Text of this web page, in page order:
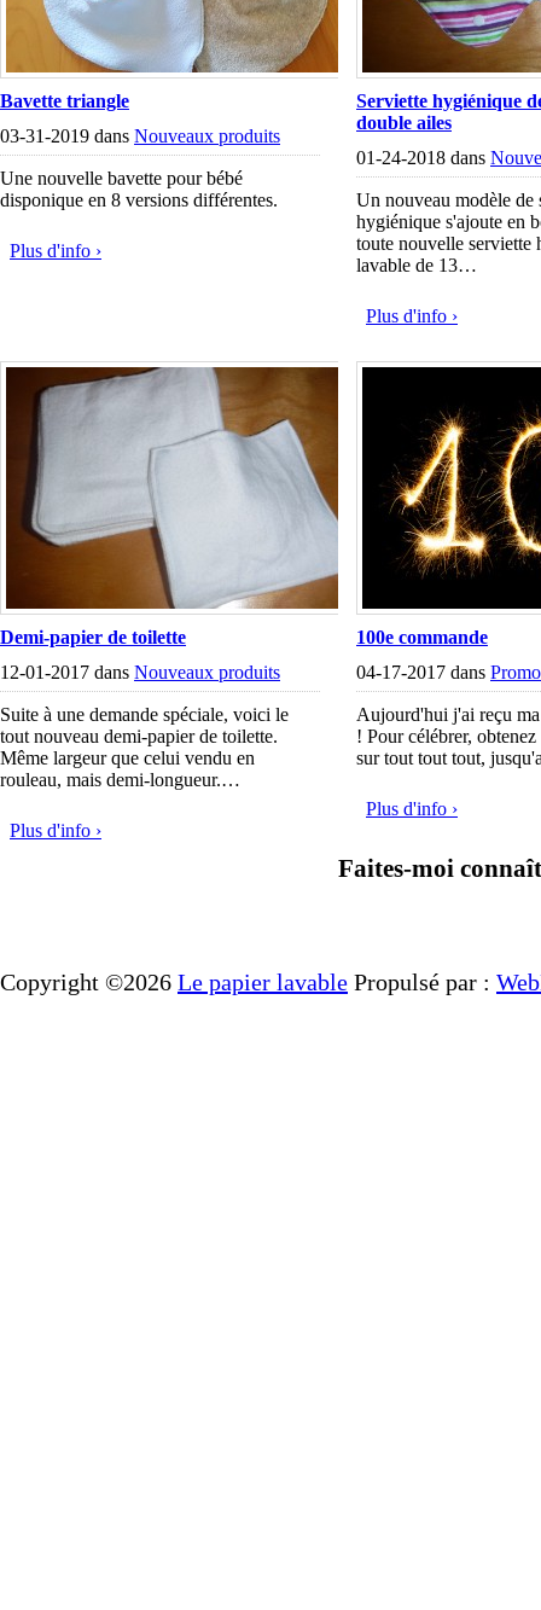
Bavette triangle
03-31-2019 dans Nouveaux produits
Une nouvelle bavette pour bébé
disponique en 8 versions différentes.
Plus d'info ›
Serviette hygiénique
double ailes
01-24-2018 dans
Un nouveau modèle de
hygiénique s'ajoute en
toute nouvelle serviette
lavable de 13…
Plus d'info ›
Demi-papier de toilette
12-01-2017 dans Nouveaux produits
Suite à une demande spéciale, voici le
tout nouveau demi-papier de toilette.
Même largeur que celui vendu en
rouleau, mais demi-longueur.…
Plus d'info ›
100e commande
04-17-2017 dans
Aujourd'hui j'ai reçu
! Pour célébrer,
sur tout tout tout,
Plus d'info ›
Faites-moi
Copyright ©2026 Le papier lavable Propulsé par :